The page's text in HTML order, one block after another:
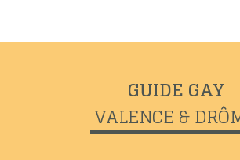
GUIDE GAY
VALENCE &